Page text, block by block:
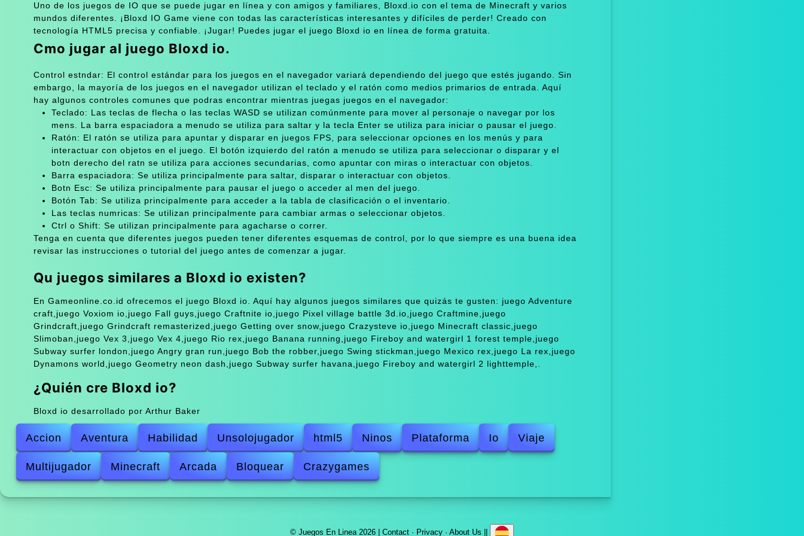
Uno de los juegos de IO que se puede jugar en línea y con amigos y familiares, Bloxd.io con el tema de Minecraft y varios
mundos diferentes. ¡Bloxd IO Game viene con todas las características interesantes y difíciles de perder! Creado con
tecnología HTML5 precisa y confiable. ¡Jugar! Puedes jugar el juego Bloxd io en línea de forma gratuita.
Cmo jugar al juego Bloxd io.
Control estndar: El control estándar para los juegos en el navegador variará dependiendo del juego que estés jugando. Sin
embargo, la mayoría de los juegos en el navegador utilizan el teclado y el ratón como medios primarios de entrada. Aquí
hay algunos controles comunes que podras encontrar mientras juegas juegos en el navegador:
Teclado: Las teclas de flecha o las teclas WASD se utilizan comúnmente para mover al personaje o navegar por los
mens. La barra espaciadora a menudo se utiliza para saltar y la tecla Enter se utiliza para iniciar o pausar el juego.
Ratón: El ratón se utiliza para apuntar y disparar en juegos FPS, para seleccionar opciones en los menús y para
interactuar con objetos en el juego. El botón izquierdo del ratón a menudo se utiliza para seleccionar o disparar y el
botn derecho del ratn se utiliza para acciones secundarias, como apuntar con miras o interactuar con objetos.
Barra espaciadora: Se utiliza principalmente para saltar, disparar o interactuar con objetos.
Botn Esc: Se utiliza principalmente para pausar el juego o acceder al men del juego.
Botón Tab: Se utiliza principalmente para acceder a la tabla de clasificación o el inventario.
Las teclas numricas: Se utilizan principalmente para cambiar armas o seleccionar objetos.
Ctrl o Shift: Se utilizan principalmente para agacharse o correr.
Tenga en cuenta que diferentes juegos pueden tener diferentes esquemas de control, por lo que siempre es una buena idea
revisar las instrucciones o tutorial del juego antes de comenzar a jugar.
Qu juegos similares a Bloxd io existen?
En Gameonline.co.id ofrecemos el juego Bloxd io. Aquí hay algunos juegos similares que quizás te gusten: juego Adventure
craft,juego Voxiom io,juego Fall guys,juego Craftnite io,juego Pixel village battle 3d.io,juego Craftmine,juego
Grindcraft,juego Grindcraft remasterized,juego Getting over snow,juego Crazysteve io,juego Minecraft classic,juego
Slimoban,juego Vex 3,juego Vex 4,juego Rio rex,juego Banana running,juego Fireboy and watergirl 1 forest temple,juego
Subway surfer london,juego Angry gran run,juego Bob the robber,juego Swing stickman,juego Mexico rex,juego La rex,juego
Dynamons world,juego Geometry neon dash,juego Subway surfer havana,juego Fireboy and watergirl 2 lighttemple,.
¿Quién cre Bloxd io?
Bloxd io desarrollado por Arthur Baker
Accion Aventura Habilidad Unsolojugador html5 Ninos Plataforma Io Viaje
Multijugador Minecraft Arcada Bloquear Crazygames
© Juegos En Linea 2026 | Contact· Privacy· About Us ||